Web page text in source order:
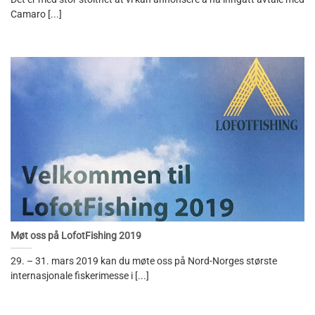
Camaro [...]
Møt oss på LofotFishing 2019
29. – 31. mars 2019 kan du møte oss på Nord-Norges største
internasjonale fiskerimesse i [...]